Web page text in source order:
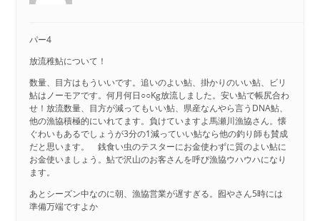
パー4
放流稚鮎について！
数量、目方はもういいです。追いのよい鮎、掛かりのいい鮎、ビリ
鮎はノーモアです。何月何日○○Kg放流しました。安い鮎で帳尻合わ
せ！放流数量、目方が減ってもいい鮎、県産なんやら言うDNA鮎、
他の漁協積極的にいれてます。負けていますよ馬瀬川漁協さん。懐
ぐわいもあるでしょうが3分の1減っていい鮎なら他の釣り師も賛成
だと思います。 銭食い虫のテスターにお金使わずに質のよい鮎に
お金使いましょう。鮎で沢山のお客さんを呼び漁協ウハウハになり
ます。
あとシーズン中なのに朝、漁協営業が遅すぎる。囮やさん5時には
準備万端ですよか